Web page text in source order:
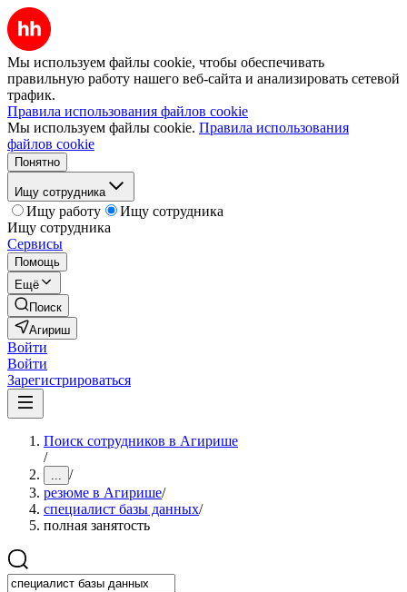
Мы используем файлы cookie, чтобы обеспечивать
правильную работу нашего веб-сайта и анализировать сетевой
трафик.
Правила использования файлов cookie
Мы используем файлы cookie. Правила использования
файлов cookie
Понятно
Ищу сотрудника
Ищу работу
Ищу сотрудника
Ищу сотрудника
Сервисы
Помощь
Ещё
Поиск
Агириш
Войти
Войти
Зарегистрироваться
Поиск сотрудников в Агирише
/
... /
резюме в Агирише/
специалист базы данных/
полная занятость